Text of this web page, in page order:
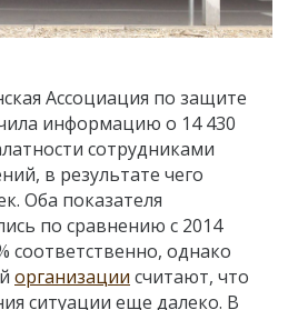
Ассоциация по защите
информацию о 14 430
сотрудниками
в результате чего
Оба показателя
по сравнению с 2014
соответственно, однако
организации считают, что
ситуации еще далеко. В